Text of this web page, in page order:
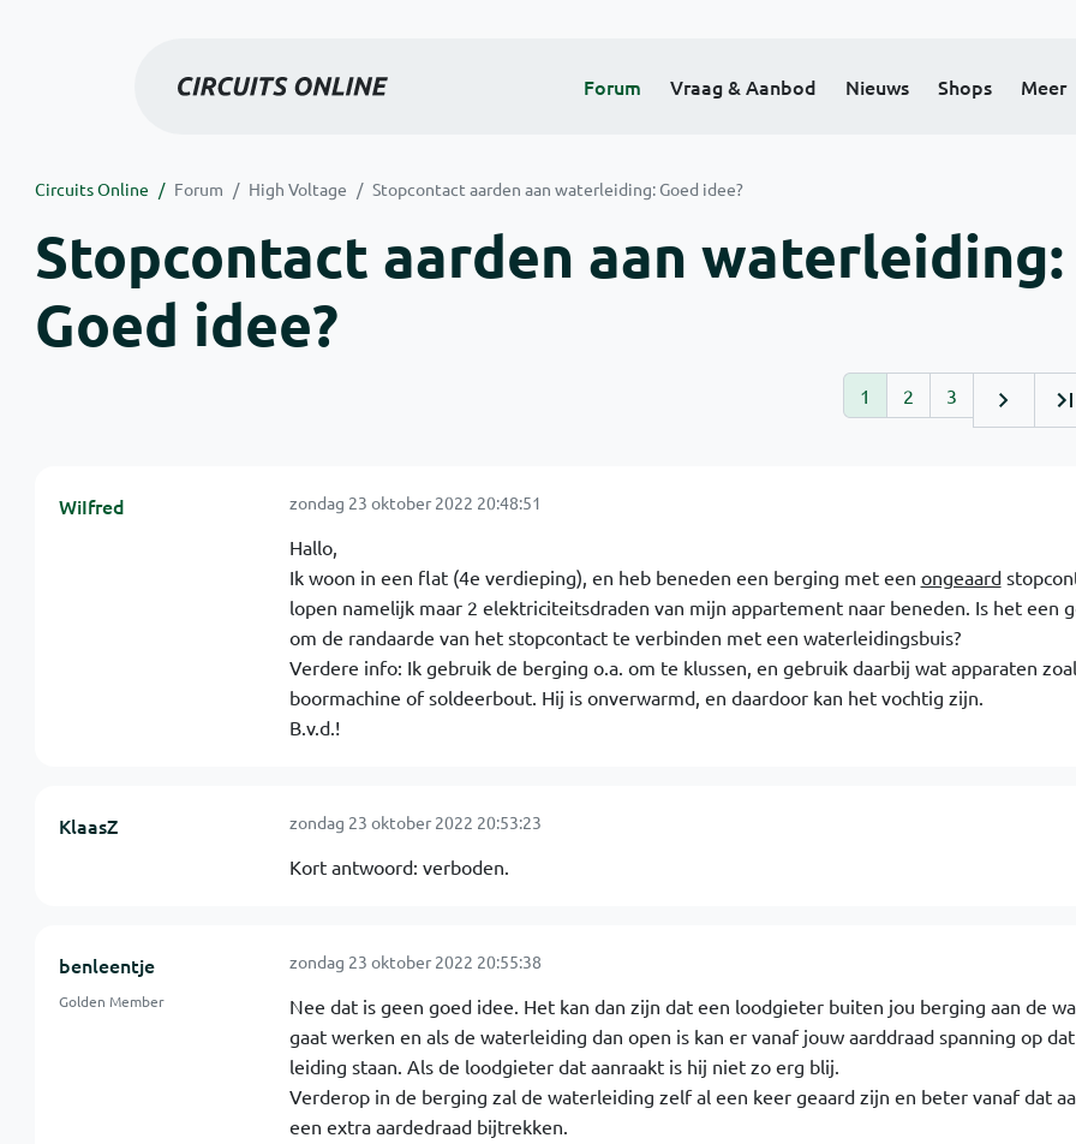
Forum Vraag & Aanbod Nieuws Shops Meer
Circuits Online Forum High Voltage Stopcontact aarden aan waterleiding: Goed idee?
Stopcontact aarden aan waterleiding:
Goed idee?
1 2 3
WiIfred zondag 23 oktober 2022 20:48:51
Hallo,
Ik woon in een flat (4e verdieping), en heb beneden een berging met een ongeaard
lopen namelijk maar 2 elektriciteitsdraden van mijn appartement naar beneden. Is het een
om de randaarde van het stopcontact te verbinden met een waterleidingsbuis?
Verdere info: Ik gebruik de berging o.a. om te klussen, en gebruik daarbij wat apparaten
boormachine of soldeerbout. Hij is onverwarmd, en daardoor kan het vochtig zijn.
B.v.d.!
KlaasZ zondag 23 oktober 2022 20:53:23
Kort antwoord: verboden.
benleentje
Golden Member
zondag 23 oktober 2022 20:55:38
Nee dat is geen goed idee. Het kan dan zijn dat een loodgieter buiten jou berging aan de
gaat werken en als de waterleiding dan open is kan er vanaf jouw aarddraad spanning op
leiding staan. Als de loodgieter dat aanraakt is hij niet zo erg blij.
Verderop in de berging zal de waterleiding zelf al een keer geaard zijn en beter vanaf dat
een extra aardedraad bijtrekken.